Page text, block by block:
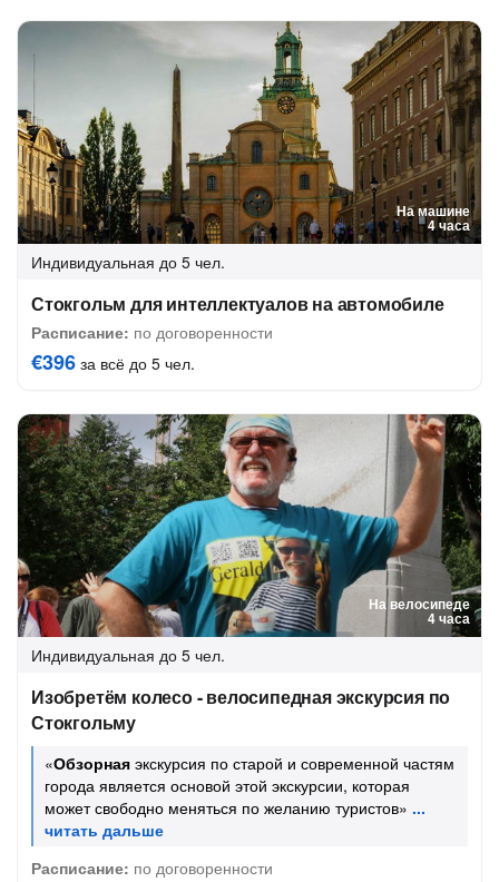
На машине
4 часа
Индивидуальная до 5 чел.
Стокгольм для интеллектуалов на автомобиле
Расписание: по договоренности
€396 за всё до 5 чел.
На велосипеде
4 часа
Индивидуальная до 5 чел.
Изобретём колесо - велосипедная экскурсия по
Стокгольму
«Обзорная экскурсия по старой и современной частям
города является основой этой экскурсии, которая
может свободно меняться по желанию туристов»
Расписание: по договоренности